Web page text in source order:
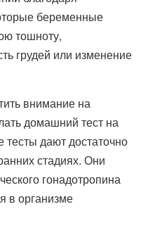
беременные
тошноту,
грудей или изменение
внимание на
домашний тест на
дают достаточно
стадиях. Они
гонадотропина
в организме